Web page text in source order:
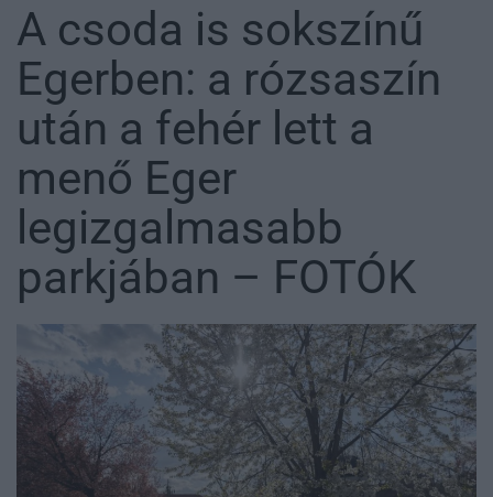
A csoda is sokszínű
Egerben: a rózsaszín
után a fehér lett a
menő Eger
legizgalmasabb
parkjában – FOTÓK